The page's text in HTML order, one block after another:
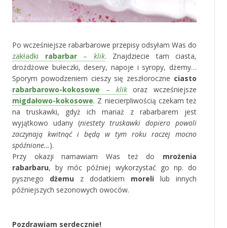
Po wcześniejsze rabarbarowe przepisy odsyłam Was do
zakładki rabarbar– klik. Znajdziecie tam ciasta,
drożdżowe bułeczki, desery, napoje i syropy, dżemy…
Sporym powodzeniem cieszy się zeszłoroczne ciasto
rabarbarowo-kokosowe – klikoraz wcześniejsze
migdałowo-kokosowe. Z niecierpliwością czekam też
na truskawki, gdyż ich mariaż z rabarbarem jest
wyjątkowo udany (niestety truskawki dopiero powoli
zaczynają kwitnąć i będą w tym roku raczej mocno
spóźnione…).
Przy okazji namawiam Was też do mrożenia
rabarbaru, by móc później wykorzystać go np. do
pysznego dżemu z dodatkiem moreli lub innych
późniejszych sezonowych owoców.
Pozdrawiam serdecznie!